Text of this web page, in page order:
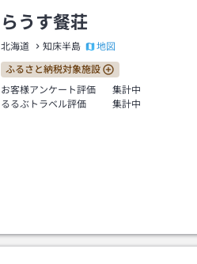
らうす餐荘
北海道 知床半島 地図
ふるさと納税対象施設
お客様アンケート評価
集計中
るるぶトラベル評価
集計中